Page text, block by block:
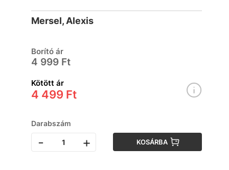
Mersel, Alexis
Borító ár
4 999 Ft
Kötött ár
4 499 Ft
Darabszám
- + KOSÁRBA